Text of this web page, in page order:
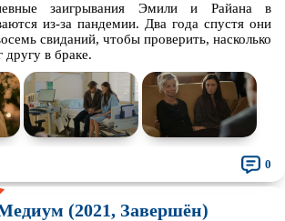
заигрывания Эмили и Райана в
из-за пандемии. Два года спустя они
свиданий, чтобы проверить, насколько
другу в браке.
0
(2021, Завершён)